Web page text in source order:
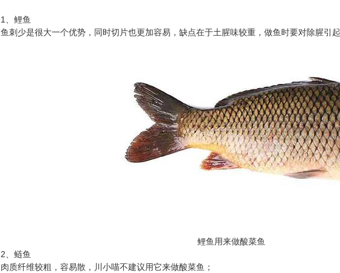
1、鲤鱼
鱼刺少是很大一个优势，同时切片也更加容易，缺点在于土腥味较重，做鱼时要对除腥引起
鲤鱼用来做酸菜鱼
2、鲢鱼
肉质纤维较粗，容易散，川小喵不建议用它来做酸菜鱼；